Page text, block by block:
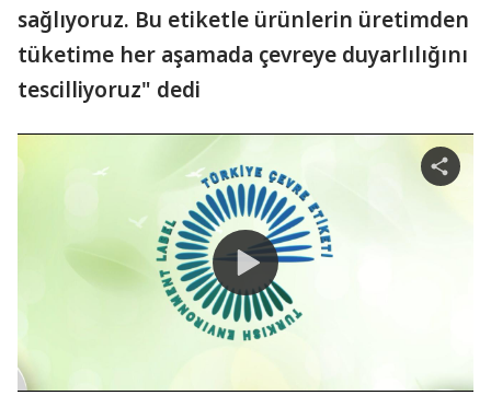
sağlıyoruz. Bu etiketle ürünlerin üretimden
tüketime her aşamada çevreye duyarlılığını
tescilliyoruz" dedi
Play
Video
Share
video